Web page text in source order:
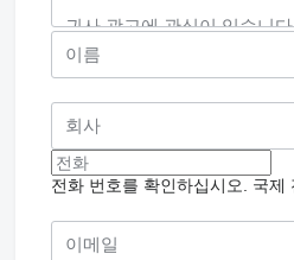
전화 번호를 확인하십시오. 국제